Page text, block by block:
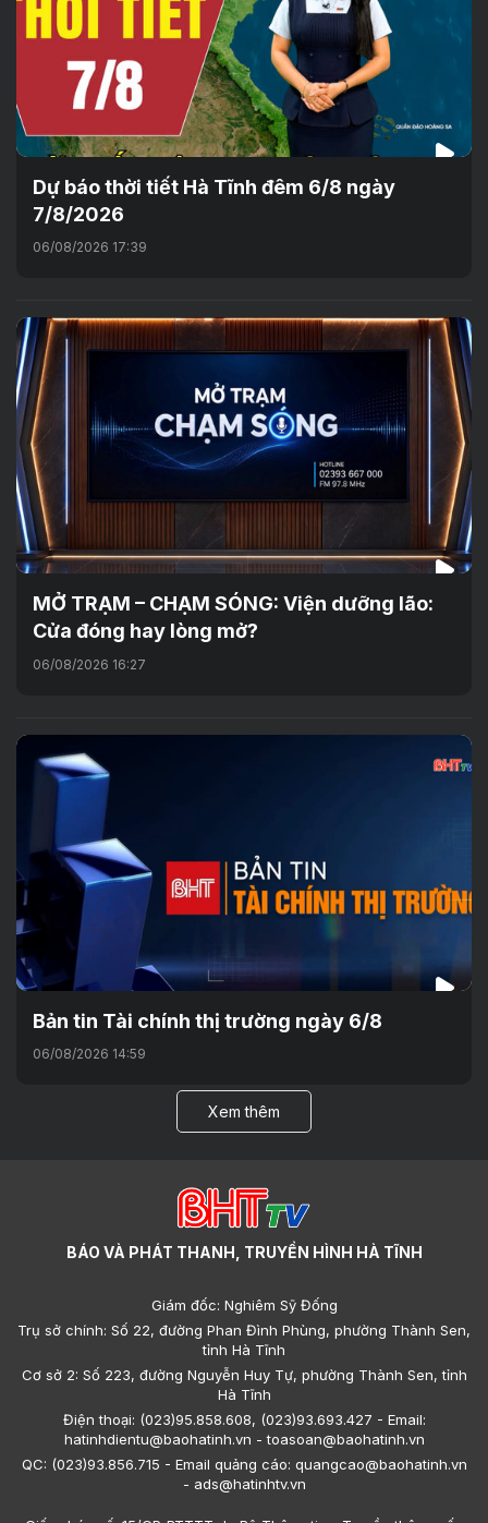
Dự báo thời tiết Hà Tĩnh đêm 6/8 ngày
7/8/2026
06/08/2026 17:39
MỞ TRẠM – CHẠM SÓNG: Viện dưỡng lão:
Cửa đóng hay lòng mở?
06/08/2026 16:27
Bản tin Tài chính thị trường ngày 6/8
06/08/2026 14:59
Xem thêm
BÁO VÀ PHÁT THANH, TRUYỀN HÌNH HÀ TĨNH
Giám đốc: Nghiêm Sỹ Đống
Trụ sở chính: Số 22, đường Phan Đình Phùng, phường Thành Sen,
tỉnh Hà Tĩnh
Cơ sở 2: Số 223, đường Nguyễn Huy Tự, phường Thành Sen, tỉnh
Hà Tĩnh
Điện thoại: (023)95.858.608, (023)93.693.427 - Email:
hatinhdientu@baohatinh.vn - toasoan@baohatinh.vn
QC: (023)93.856.715 - Email quảng cáo: quangcao@baohatinh.vn
- ads@hatinhtv.vn